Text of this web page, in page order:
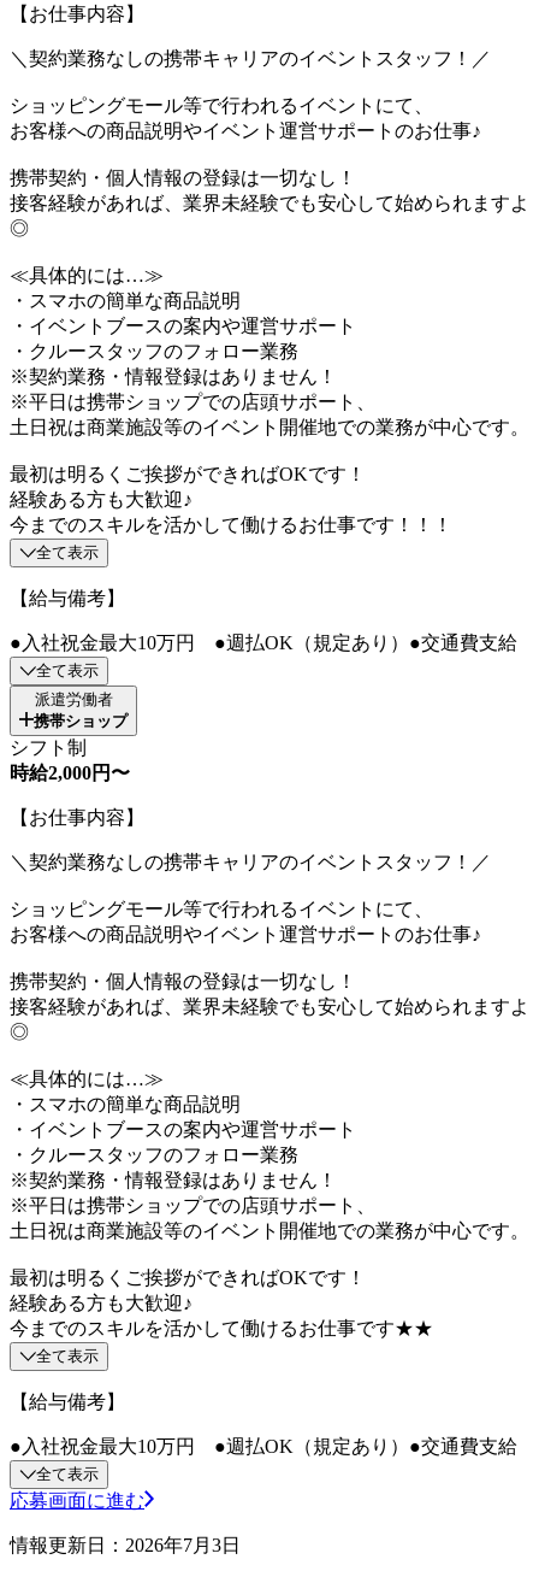
【お仕事内容】
＼契約業務なしの携帯キャリアのイベントスタッフ！／
ショッピングモール等で行われるイベントにて、
お客様への商品説明やイベント運営サポートのお仕事♪
携帯契約・個人情報の登録は一切なし！
接客経験があれば、業界未経験でも安心して始められますよ
◎
≪具体的には…≫
・スマホの簡単な商品説明
・イベントブースの案内や運営サポート
・クルースタッフのフォロー業務
※契約業務・情報登録はありません！
※平日は携帯ショップでの店頭サポート、
土日祝は商業施設等のイベント開催地での業務が中心です。
最初は明るくご挨拶ができればOKです！
経験ある方も大歓迎♪
今までのスキルを活かして働けるお仕事です！！！
全て表示
【給与備考】
●入社祝金最大10万円 ●週払OK（規定あり）●交通費支給
全て表示
派遣労働者
携帯ショップ
シフト制
時給2,000円〜
【お仕事内容】
＼契約業務なしの携帯キャリアのイベントスタッフ！／
ショッピングモール等で行われるイベントにて、
お客様への商品説明やイベント運営サポートのお仕事♪
携帯契約・個人情報の登録は一切なし！
接客経験があれば、業界未経験でも安心して始められますよ
◎
≪具体的には…≫
・スマホの簡単な商品説明
・イベントブースの案内や運営サポート
・クルースタッフのフォロー業務
※契約業務・情報登録はありません！
※平日は携帯ショップでの店頭サポート、
土日祝は商業施設等のイベント開催地での業務が中心です。
最初は明るくご挨拶ができればOKです！
経験ある方も大歓迎♪
今までのスキルを活かして働けるお仕事です★★
全て表示
【給与備考】
●入社祝金最大10万円 ●週払OK（規定あり）●交通費支給
全て表示
応募画面に進む
情報更新日：2026年7月3日